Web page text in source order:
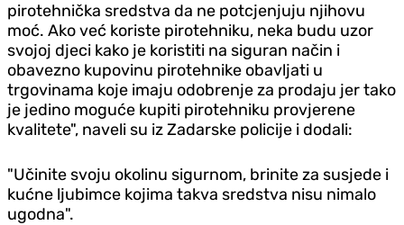
pirotehnička sredstva da ne potcjenjuju njihovu
moć. Ako već koriste pirotehniku, neka budu uzor
svojoj djeci kako je koristiti na siguran način i
obavezno kupovinu pirotehnike obavljati u
trgovinama koje imaju odobrenje za prodaju jer tako
je jedino moguće kupiti pirotehniku provjerene
kvalitete", naveli su iz Zadarske policije i dodali:
"Učinite svoju okolinu sigurnom, brinite za susjede i
kućne ljubimce kojima takva sredstva nisu nimalo
ugodna".